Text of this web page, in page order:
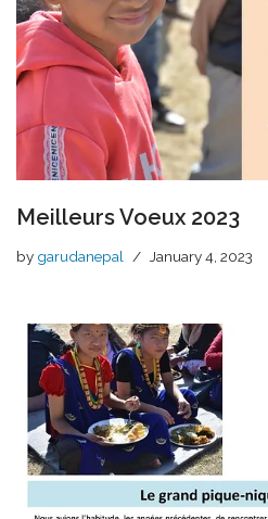
Meilleurs Voeux 2023
by garudanepal January 4, 2023